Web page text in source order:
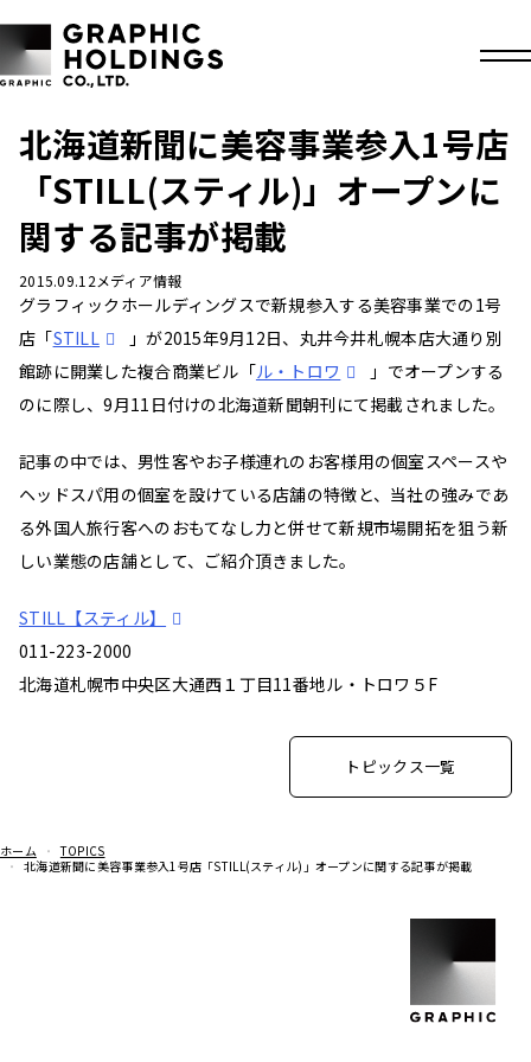
北海道新聞に美容事業参入1号店
「STILL(スティル)」オープンに
関する記事が掲載
2015.09.12 メディア情報
グラフィックホールディングスで新規参入する美容事業での1号
店「STILL
」が2015年9月12日、丸井今井札幌本店大通り別
館跡に開業した複合商業ビル「ル・トロワ
」でオープンする
のに際し、9月11日付けの北海道新聞朝刊にて掲載されました。
記事の中では、男性客やお子様連れのお客様用の個室スペースや
ヘッドスパ用の個室を設けている店舗の特徴と、当社の強みであ
る外国人旅行客へのおもてなし力と併せて新規市場開拓を狙う新
しい業態の店舗として、ご紹介頂きました。
STILL【スティル】
011-223-2000
北海道札幌市中央区大通西１丁目11番地ル・トロワ５F
トピックス一覧
ホーム
TOPICS
北海道新聞に美容事業参入1号店「STILL(スティル)」オープンに関する記事が掲載